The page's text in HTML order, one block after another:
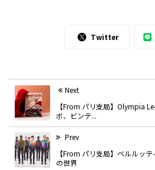
Twitter
Next
【From パリ支局】Olympia
ボ、ビンテ...
Prev
【From パリ支局】ベルルッ
の世界